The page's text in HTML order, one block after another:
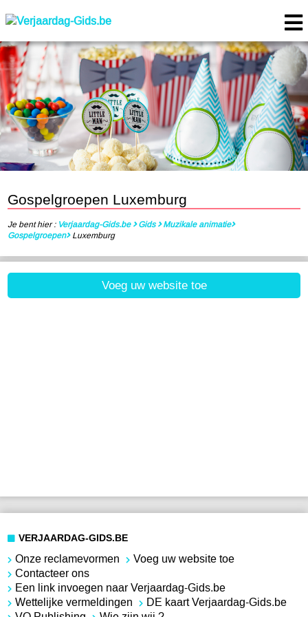
Gospelgroepen Luxemburg
Je bent hier : Verjaardag-Gids.be Gids
Muzikale animatie
Gospelgroepen
Luxemburg
Voeg uw website toe
VERJAARDAG-GIDS.BE
Onze reclamevormen
Voeg uw website toe
Contacteer ons
Een link invoegen naar Verjaardag-Gids.be
Wettelijke vermeldingen
DE kaart Verjaardag-Gids.be